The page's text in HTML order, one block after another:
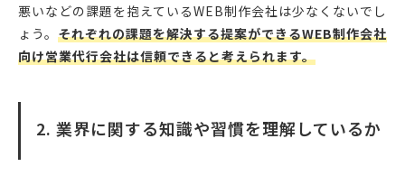
悪いなどの課題を抱えているWEB制作会社は少なくないでし
ょう。 それぞれの課題を解決する提案ができるWEB制作会社
向け営業代行会社は信頼できると考えられます。
2. 業界に関する知識や習慣を理解しているか